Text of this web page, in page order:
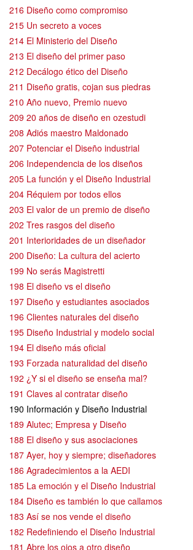
216 Diseño como compromiso
215 Un secreto a voces
214 El Ministerio del Diseño
213 El diseño del primer paso
212 Decálogo ético del Diseño
211 Diseño gratis, cojan sus piedras
210 Año nuevo, Premio nuevo
209 20 años de diseño en ozestudi
208 Adiós maestro Maldonado
207 Potenciar el Diseño industrial
206 Independencia de los diseños
205 La función y el Diseño Industrial
204 Réquiem por todos ellos
203 El valor de un premio de diseño
202 Tres rasgos del diseño
201 Interioridades de un diseñador
200 Diseño: La cultura del acierto
199 No serás Magistretti
198 El diseño vs el diseño
197 Diseño y estudiantes asociados
196 Clientes naturales del diseño
195 Diseño Industrial y modelo social
194 El diseño más oficial
193 Forzada naturalidad del diseño
192 ¿Y si el diseño se enseña mal?
191 Claves al contratar diseño
190 Información y Diseño Industrial
189 Alutec; Empresa y Diseño
188 El diseño y sus asociaciones
187 Ayer, hoy y siempre; diseñadores
186 Agradecimientos a la AEDI
185 La emoción y el Diseño Industrial
184 Diseño es también lo que callamos
183 Así se nos vende el diseño
182 Redefiniendo el Diseño Industrial
181 Abre los ojos a otro diseño